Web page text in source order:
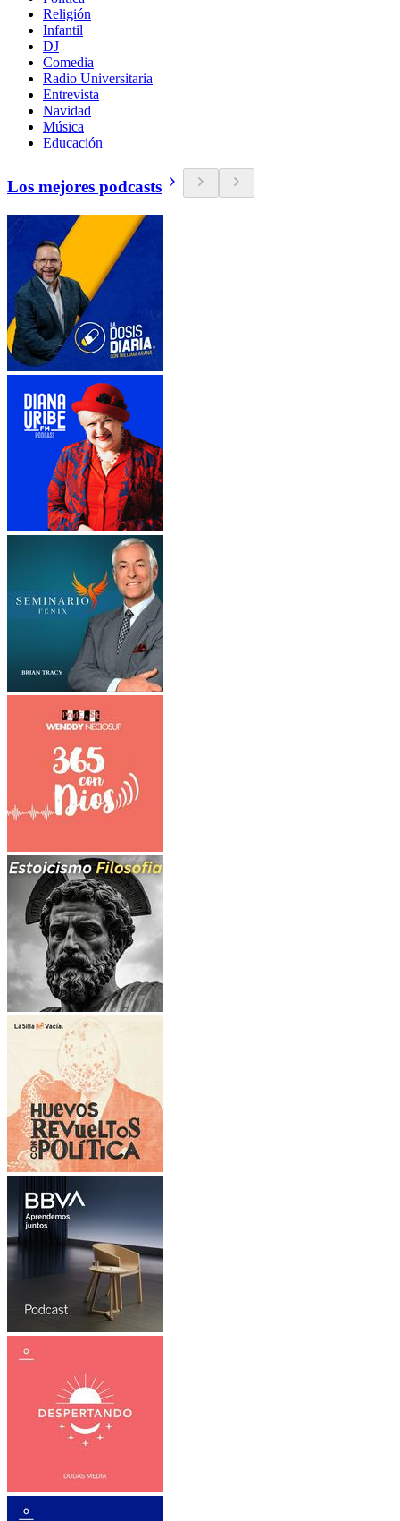
Religión
Infantil
DJ
Comedia
Radio Universitaria
Entrevista
Navidad
Música
Educación
Los mejores podcasts